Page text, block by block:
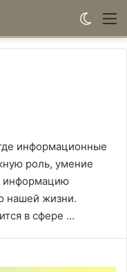
информационные
роль, умение
информацию
нашей жизни.
в сфере …